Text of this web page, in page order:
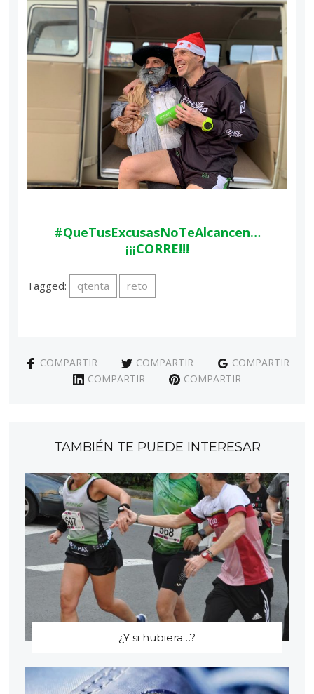
#QueTusExcusasNoTeAlcancen…
¡¡¡CORRE!!!
Tagged: qtenta reto
COMPARTIR COMPARTIR
COMPARTIR
COMPARTIR
COMPARTIR
TAMBIÉN TE PUEDE INTERESAR
¿Y si hubiera…?